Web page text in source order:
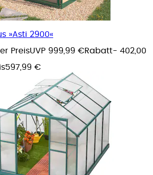
»Asti 2900«
PreisUVP 999,99 €Rabatt- 402,00
597,99 €